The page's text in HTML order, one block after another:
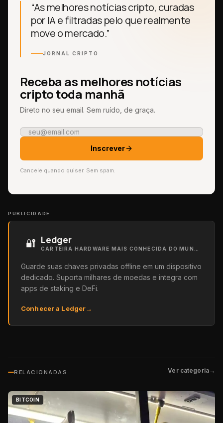
“As melhores notícias cripto, curadas
por IA e filtradas pelo que realmente
move o mercado.”
JORNAL CRIPTO
Receba as melhores notícias
cripto toda manhã
Direto no seu email. Sem ruído, de graça.
Inscrever
Cancele quando quiser. Sem spam.
PUBLICIDADE
🔐 Ledger
Guarde suas chaves privadas offline em um dispositivo
dedicado. Suporta milhares de moedas e integra com
apps de staking e DeFi.
Conhecer a Ledger→
RELACIONADAS Ver categoria→
BITCOIN